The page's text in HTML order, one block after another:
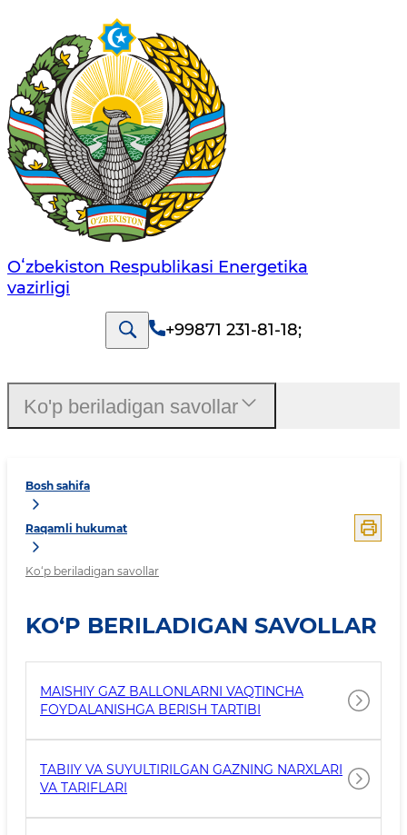
Oʻzbekiston Respublikasi Energetika
vazirligi
+99871 231-81-18;
Bosh sahifa
Raqamli hukumat
Ko‘p beriladigan savollar
KO‘P BERILADIGAN SAVOLLAR
MAISHIY GAZ BALLONLARNI VAQTINCHA
FOYDALANISHGA BERISH TARTIBI
TABIIY VA SUYULTIRILGAN GAZNING NARXLARI
VA TARIFLARI
Ko'p beriladigan savollar